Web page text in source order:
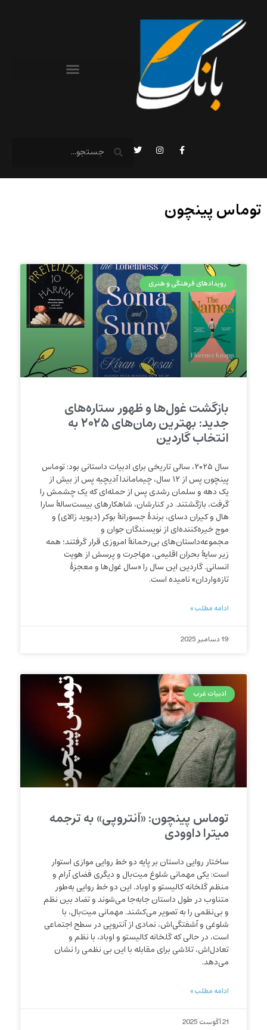
توماس پینچون
رویدادهای فرهنگی و هنری
بازگشت غول‌ها و ظهور ستاره‌های
جدید: بهترین رمان‌های ۲۰۲۵ به
انتخاب گاردین
سال ۲۰۲۵، سالی تاریخی برای ادبیات داستانی بود: توماس
پینچون پس از ۱۲ سال، چیماماندا آدیچیه پس از بیش از
یک دهه و سلمان رشدی پس از حمله‌ای که یک چشمش را
گرفت، بازگشتند. در کنارشان، شاهکارهای بیست‌سالهٔ سارا
هال و کیران دسای، برندهٔ جسورانهٔ بوکر (دیوید زالای) و
موج خیره‌کننده‌ای از نویسندگان جوان و
مجموعه‌داستان‌های بی‌رحمانهٔ امروزی قرار گرفتند؛ همه
زیر سایهٔ بحران اقلیمی، مهاجرت و پرسش از هویت
انسانی. گاردین این سال را «سال غول‌ها و معجزهٔ
تازه‌واردان» نامیده است.
ادامه مطلب »
19 دسامبر 2025
ادبیات غرب
توماس پینچون: «آنتروپی» به ترجمه
میترا داوودی
ساختار روایی داستان بر پایه دو خط روایی موازی استوار
است: یکی مهمانی شلوغ میت‌بال و دیگری فضای آرام و
منظم گلخانه کالیستو و اوباد. این دو خط روایی به‌طور
متناوب در طول داستان جابه‌جا می‌شوند و تضاد بین نظم
و بی‌نظمی را به تصویر می‌کشند. مهمانی میت‌بال، با
شلوغی و آشفتگی‌اش، نمادی از آنتروپی در سطح اجتماعی
است، در حالی که گلخانه کالیستو و اوباد، با نظم و
تعادل‌اش، تلاشی برای مقابله با این بی نظمی را نشان
می‌دهد.
ادامه مطلب »
21 آگوست 2025